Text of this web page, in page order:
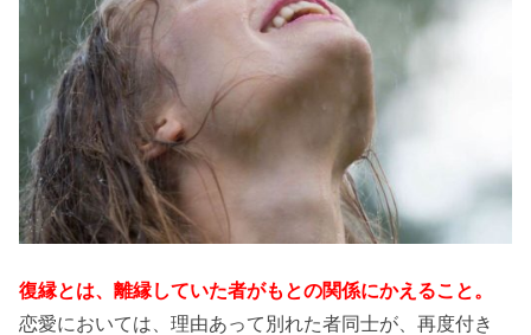
復縁とは、離縁していた者がもとの関係にかえること。
恋愛においては、理由あって別れた者同士が、再度付き